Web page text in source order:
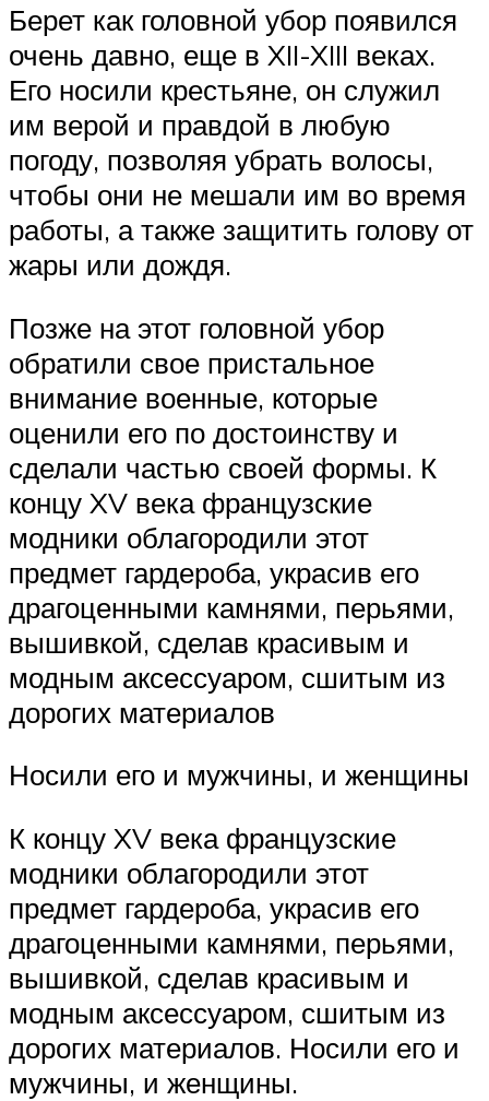
Берет как головной убор появился
очень давно, еще в XII-XIII веках.
Его носили крестьяне, он служил
им верой и правдой в любую
погоду, позволяя убрать волосы,
чтобы они не мешали им во время
работы, а также защитить голову от
жары или дождя.
Позже на этот головной убор
обратили свое пристальное
внимание военные, которые
оценили его по достоинству и
сделали частью своей формы. К
концу XV века французские
модники облагородили этот
предмет гардероба, украсив его
драгоценными камнями, перьями,
вышивкой, сделав красивым и
модным аксессуаром, сшитым из
дорогих материалов
Носили его и мужчины, и женщины
К концу XV века французские
модники облагородили этот
предмет гардероба, украсив его
драгоценными камнями, перьями,
вышивкой, сделав красивым и
модным аксессуаром, сшитым из
дорогих материалов. Носили его и
мужчины, и женщины.